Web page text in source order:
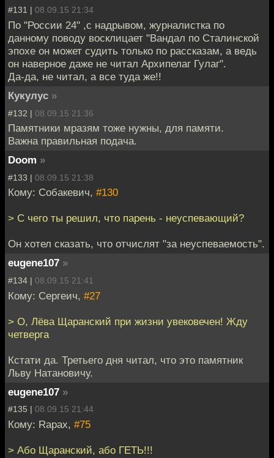
#131 | 08.09.15 21:34
По "России 24" ,с надрывом, журналистка по
данному поводу восклицает "Вандал по Сталинской
эпохе он может судить только по рассказам, а ведь
он наверное даже не читал Архипелаг Гулаг".
Да-да, не читал, а все туда же!!
Кукулус »
#132 | 08.09.15 21:36
Памятники мразям тоже нужны, для памяти.
Важна правильная подача.
Doom »
#133 | 08.09.15 21:38
Кому: Собакевич, #130
> С чего ты решил, что парень - неуспевающий?
Он хотел сказать, что отчислят "за неуспеваемость".
eugene107 »
#134 | 08.09.15 21:41
Кому: Сергеич, #27
> О, Лёва Щаранский при жизни увековечен! Жду
четверга
Кстати да. Третьего дня читал, что это памятник
Льву Натановичу.
eugene107 »
#135 | 08.09.15 21:44
Кому: Rapax, #75
> Або Щаранский, або ГЕТЬ!!!